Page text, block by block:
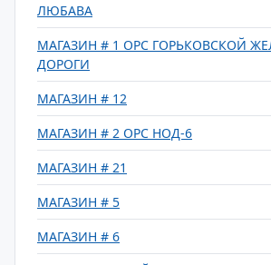
ЛЮБАВА
МАГАЗИН # 1 ОРС ГОРЬКОВСКОЙ
ДОРОГИ
МАГАЗИН # 12
МАГАЗИН # 2 ОРС НОД-6
МАГАЗИН # 21
МАГАЗИН # 5
МАГАЗИН # 6